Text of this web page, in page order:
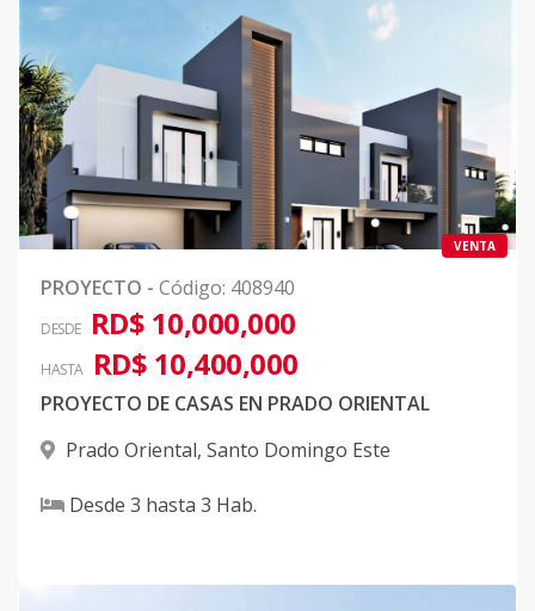
VENTA
PROYECTO - Código: 408940
DESDE RD$ 10,000,000
HASTA RD$ 10,400,000
PROYECTO DE CASAS EN PRADO ORIENTAL
Prado Oriental, Santo Domingo Este
Desde 3 hasta 3 Hab.